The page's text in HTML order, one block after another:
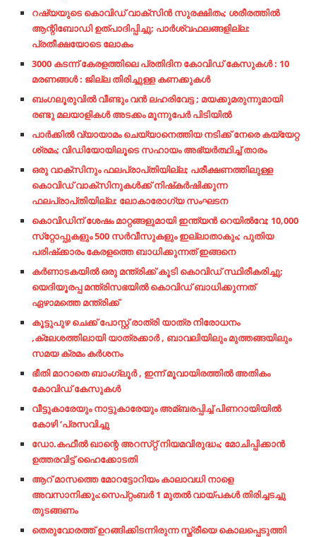
റഷ്യയുടെ കൊവിഡ് വാക്‌സിൻ സുരക്ഷിതം; ശരീരത്തിൽ
ആന്റിബോഡി ഉത്പാദിപ്പിച്ചു; പാർശ്വഫലങ്ങളില്ല:
പ്രതീക്ഷയോടെ ലോകം
3000 കടന്ന് കേരളത്തിലെ പ്രതിദിന കോവിഡ് കേസുകള്‍ : 10
മരണങ്ങള്‍ : ജില്ല തിരിച്ചുള്ള കണക്കുകള്‍
ബംഗലൂരുവില്‍ വീണ്ടും വന്‍ ലഹരിവേട്ട ; മയക്കുമരുന്നുമായി
രണ്ടു മലയാളികള്‍ അടക്കം മൂന്നുപേര്‍ പിടിയില്‍
പാര്‍ക്കില്‍ വ്യായാമം ചെയ്യാനെത്തിയ നടിക്ക് നേരെ കയ്യേറ്റ
ശ്രമം; വിഡിയോയിലൂടെ സഹായം അഭ്യര്‍ത്ഥിച്ച്‌ താരം
ഒരു വാക്സിനും ഫലപ്രാപ്‍തിയില്ല; പരീക്ഷണത്തിലുള്ള
കൊവിഡ് വാക്സിനുകള്‍ക്ക് നിഷ്‍കര്‍ഷിക്കുന്ന
ഫലപ്രാപ്‍തിയില്ല: ലോകാരോഗ്യ സംഘടന
കൊവിഡിന് ശേഷം മാറ്റങ്ങളുമായി ഇന്ത്യന്‍ റെയില്‍വേ; 10,000
സ്‌റ്റോപ്പുകളും 500 സര്‍വീസുകളും ഇല്ലാതാകും; പുതിയ
പരിഷ്‌ക്കാരം കേരളത്തെ ബാധിക്കുന്നത് ഇങ്ങനെ
കര്‍ണാടകയില്‍ ഒരു മന്ത്രിക്ക് കൂടി കൊവിഡ് സ്ഥിരീകരിച്ചു;
യെദിയൂരപ്പ മന്ത്രിസഭയില്‍ കൊവിഡ് ബാധിക്കുന്നത്
ഏഴാമത്തെ മന്ത്രിക്ക്
കൂട്ടുപുഴ ചെക്ക് പോസ്റ്റ് രാത്രി യാത്ര നിരോധനം
,ക്ലേശത്തിലായി യാത്രക്കാർ , ബാവലിയിലും മുത്തങ്ങയിലും
സമയ ക്രമം കർശനം
ഭീതി മാറാതെ ബാംഗ്ലൂർ , ഇന്ന് മൂവായിരത്തിൽ അതികം
കോവിഡ് കേസുകൾ
വീട്ടുകാരേയും നാട്ടുകാരേയും അമ്ബരപ്പിച്ച്‌ പിണറായിയില്‍
കോഴി ‘പ്രസവിച്ചു
ഡോ.കഫീല്‍ ഖാന്റെ അറസ്‌റ്റ് നിയമവിരുദ്ധം; മോചിപ്പിക്കാന്‍
ഉത്തരവിട്ട് ഹൈക്കോടതി
ആറ് മാസത്തെ മോറട്ടോറിയം കാലാവധി നാളെ
അവസാനിക്കും:സെപ്റ്റംബര്‍ 1 മുതല്‍ വായ്പകള്‍ തിരിച്ചടച്ചു
തുടങ്ങണം
തെരുവോരത്ത് ഉറങ്ങിക്കിടന്നിരുന്ന സ്ത്രീയെ കൊലപ്പെടുത്തി